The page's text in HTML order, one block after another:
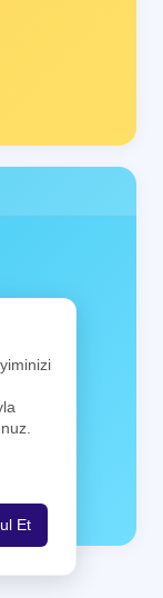
Kabul Et